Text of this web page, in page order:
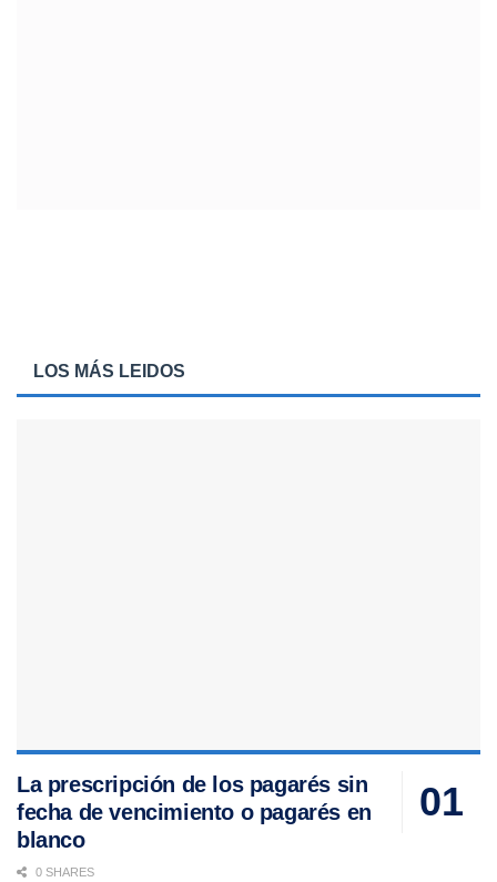
LOS MÁS LEIDOS
La prescripción de los pagarés sin
fecha de vencimiento o pagarés en
blanco
0 SHARES